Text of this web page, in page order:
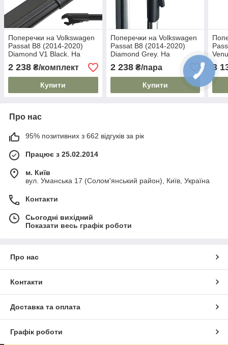
Поперечки на Volkswagen
Passat B8 (2014-2020)
Diamond V1 Black. На
стандартні рейлінги. Без
замка. Чорні
2 238 ₴/комплект
Купити
Поперечки на Volkswagen
Passat B8 (2014-2020)
Diamond Grey. На
стандартні рейлінги. Сірі
2 238₴/пара
Купити
3
Про нас
95% позитивних з 662 відгуків за рік
Працює з 25.02.2014
м. Київ
вул. Уманська 17 (Солом'янський район), Київ, Україна
Контакти
Сьогодні вихідний
Показати весь графік роботи
Про нас
Контакти
Доставка та оплата
Графік роботи